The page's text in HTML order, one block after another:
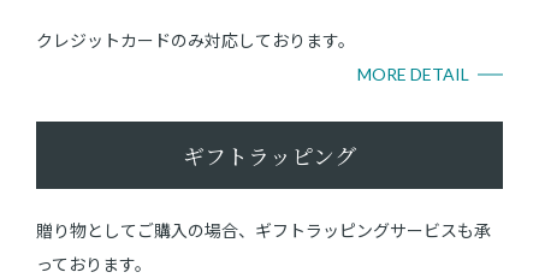
クレジットカードのみ対応しております。
MORE DETAIL
ギフトラッピング
贈り物としてご購入の場合、ギフトラッピングサービスも承
っております。